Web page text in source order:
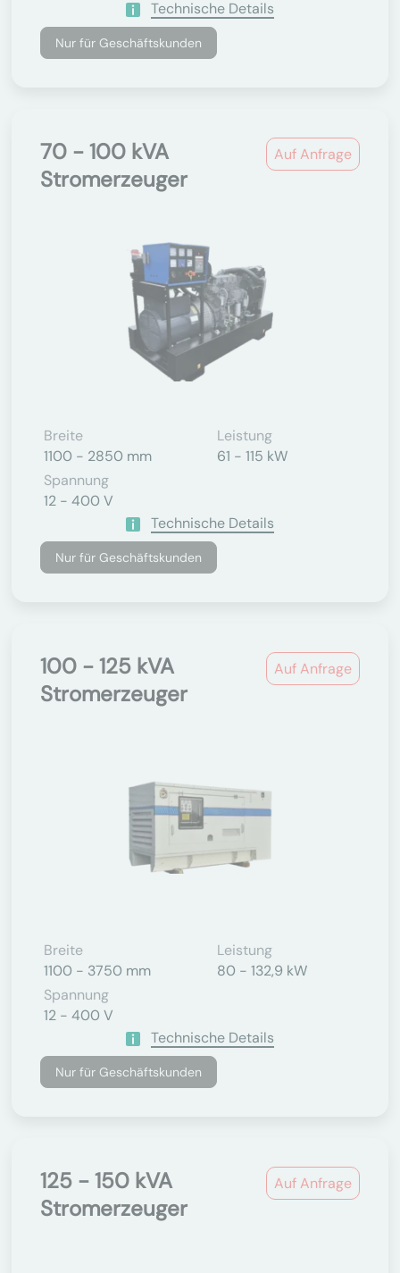
Technische Details
Nur für Geschäftskunden
Auf Anfrage
70 - 100 kVA
Stromerzeuger
Breite
1100 - 2850 mm
Leistung
61 - 115 kW
Spannung
12 - 400 V
Technische Details
Nur für Geschäftskunden
Auf Anfrage
100 - 125 kVA
Stromerzeuger
Breite
1100 - 3750 mm
Leistung
80 - 132,9 kW
Spannung
12 - 400 V
Technische Details
Nur für Geschäftskunden
Auf Anfrage
125 - 150 kVA
Stromerzeuger